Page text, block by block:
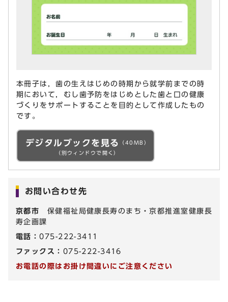
本冊子は，歯の生えはじめの時期から就学前までの時
期において，むし歯予防をはじめとした歯と口の健康
づくりをサポートすることを目的として作成したもの
です。
デジタルブックを見る
（40MB）
（別ウィンドウで開く）
お問い合わせ先
京都市 保健福祉局健康長寿のまち・京都推進室健康長
寿企画課
電話：075-222-3411
ファックス： 075-222-3416
お電話の際はお掛け間違いにご注意ください